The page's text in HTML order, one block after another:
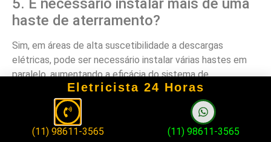
5. É necessário instalar mais de uma
haste de aterramento?
Sim, em áreas de alta suscetibilidade a descargas
elétricas, pode ser necessário instalar várias hastes em
paralelo, aumentando a eficácia do sistema de
6. Qual é o material mais indicado
para a haste de aterramento?
Eletricista 24 Horas
(11) 98611-3565 (11) 98611-3565